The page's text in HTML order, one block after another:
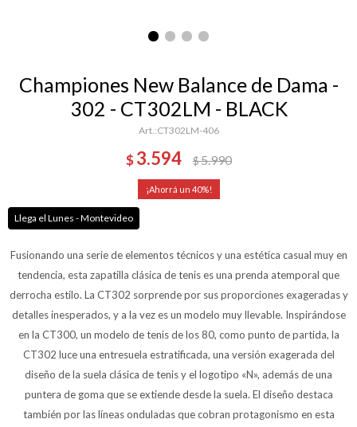
Championes New Balance de Dama -
302 - CT302LM - BLACK
CT302LM-406
$ 3.594 $5.990
40
Llega el Lunes - Montevideo
Fusionando una serie de elementos técnicos y una estética casual muy en
tendencia, esta zapatilla clásica de tenis es una prenda atemporal que
derrocha estilo. La CT302 sorprende por sus proporciones exageradas y
detalles inesperados, y a la vez es un modelo muy llevable. Inspirándose
en la CT300, un modelo de tenis de los 80, como punto de partida, la
CT302 luce una entresuela estratificada, una versión exagerada del
diseño de la suela clásica de tenis y el logotipo «N», además de una
puntera de goma que se extiende desde la suela. El diseño destaca
también por las líneas onduladas que cobran protagonismo en esta